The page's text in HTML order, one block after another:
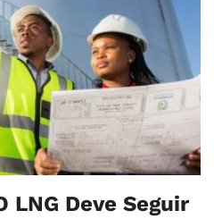
LNG Deve Seguir